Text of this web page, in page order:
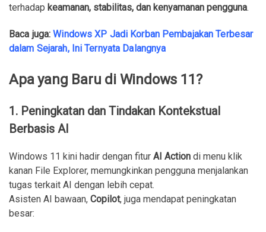
terhadap keamanan, stabilitas, dan kenyamanan pengguna.
Baca juga:Windows XP Jadi Korban Pembajakan Terbesar
dalam Sejarah, Ini Ternyata Dalangnya
Apa yang Baru di Windows 11?
1. Peningkatan dan Tindakan Kontekstual
Berbasis AI
Windows 11 kini hadir dengan fitur AI Action di menu klik
kanan File Explorer, memungkinkan pengguna menjalankan
tugas terkait AI dengan lebih cepat.
Asisten AI bawaan, Copilot, juga mendapat peningkatan
besar: